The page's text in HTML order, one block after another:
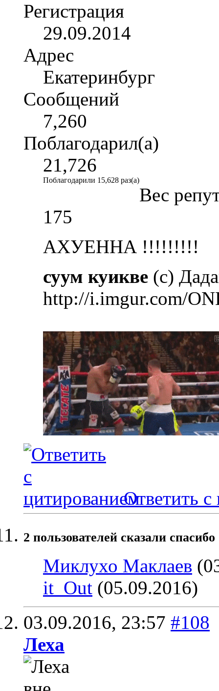
Регистрация
29.09.2014
Адрес
Екатеринбург
Сообщений
7,260
Поблагодарил(а)
21,726
Поблагодарили 15,628 раз(а)
Вес
175
АХУЕННА !!!!!!!!!
суум куикве (с)
http://i.imgur.com/
Ответить с
2 пользователей сказали
Миклухо Маклаев
it_Out (05.09.2016)
03.09.2016, 23:57 #108
Леха